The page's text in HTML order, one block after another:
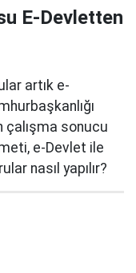
E-Devletten
artık e-
çalışma sonucu
e-Devlet ile
nasıl yapılır?